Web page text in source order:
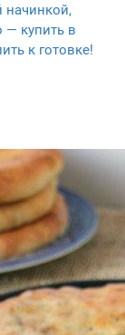
начинкой,
— купить в
к готовке!